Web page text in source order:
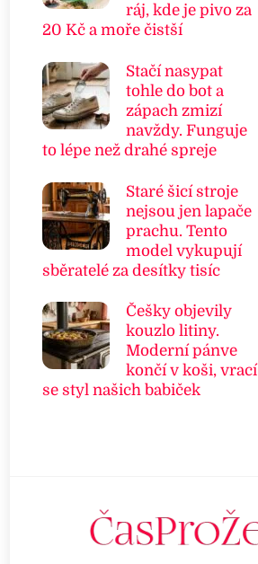
ráj, kde je pivo za
20 Kč a moře čistší
Stačí nasypat
tohle do bot a
zápach zmizí
navždy. Funguje
to lépe než drahé spreje
Staré šicí stroje
nejsou jen lapače
prachu. Tento
model vykupují
sběratelé za desítky tisíc
Češky objevily
kouzlo litiny.
Moderní pánve
končí v koši, vrací
se styl našich babiček